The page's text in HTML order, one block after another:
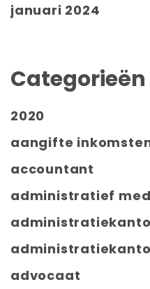
januari 2024
Categorieën
2020
aangifte
accountant
administratief
advocaat